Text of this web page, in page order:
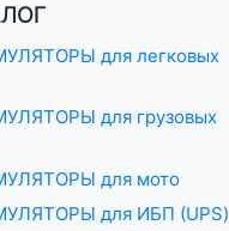
для легковых
для грузовых
для мото
для ИБП (UPS)